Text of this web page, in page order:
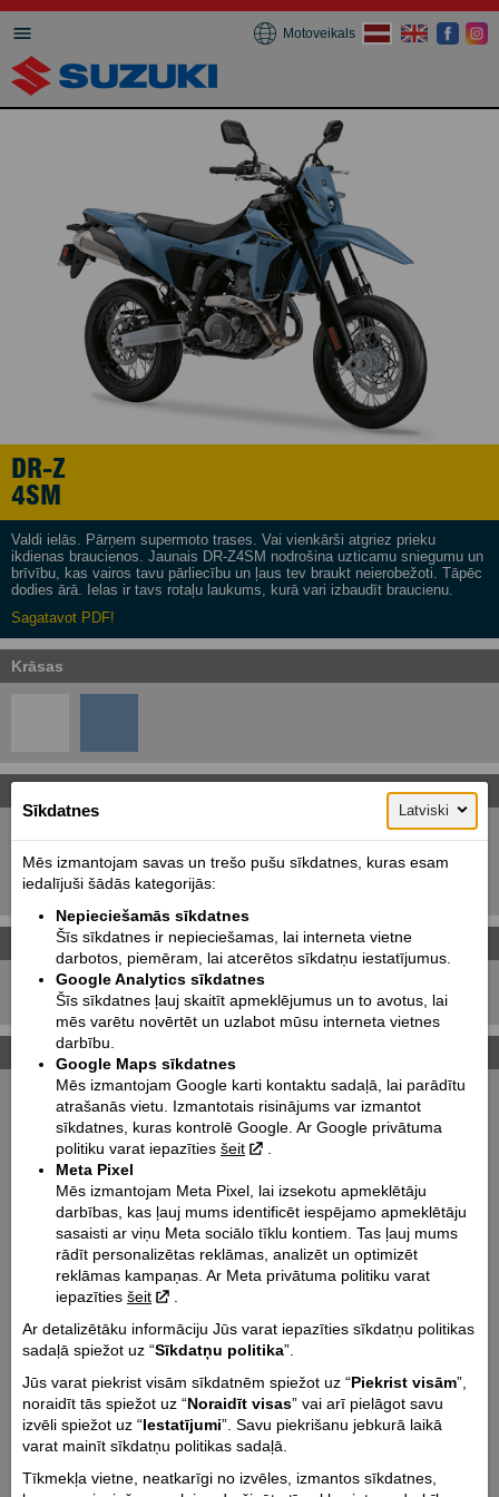
Motoveikals
DR-Z
4SM
Valdi ielās. Pārņem supermoto trases. Vai vienkārši atgriez prieku
ikdienas braucienos. Jaunais DR-Z4SM nodrošina uzticamu sniegumu un
brīvību, kas vairos tavu pārliecību un ļaus tev braukt neierobežoti. Tāpēc
dodies ārā. Ielas ir tavs rotaļu laukums, kurā vari izbaudīt braucienu.
Sagatavot PDF!
Krāsas
Cena un līzinga kalkulators
Cena sākot no: 8800 EUR
Cenas ar PVN!
Tehniskie dati
Izmēri mm (garums / bāze / augstums / platums):
2195 / 1465 / 1190 / 885
Sēdekļa augstums mm / Klīrenss mm:
890 / 260
Svars kg:
Degvielas tvertnes tilp. l:
3.4
80
Dzinēja tilpums cm³:
398
Dzinēja jauda Zs @ apgr. min.:
Sīkdatnes Latviski
Mēs izmantojam savas un trešo pušu sīkdatnes, kuras esam
iedalījuši šādās kategorijās:
Nepieciešamās sīkdatnes
Šīs sīkdatnes ir nepieciešamas, lai interneta vietne
darbotos, piemēram, lai atcerētos sīkdatņu iestatījumus.
Google Analytics sīkdatnes
Šīs sīkdatnes ļauj skaitīt apmeklējumus un to avotus, lai
mēs varētu novērtēt un uzlabot mūsu interneta vietnes
darbību.
Google Maps sīkdatnes
Mēs izmantojam Google karti kontaktu sadaļā, lai parādītu
atrašanās vietu. Izmantotais risinājums var izmantot
sīkdatnes, kuras kontrolē Google. Ar Google privātuma
politiku varat iepazīties šeit
Meta Pixel
Mēs izmantojam Meta Pixel, lai izsekotu apmeklētāju
darbības, kas ļauj mums identificēt iespējamo apmeklētāju
sasaisti ar viņu Meta sociālo tīklu kontiem. Tas ļauj mums
rādīt personalizētas reklāmas, analizēt un optimizēt
reklāmas kampaņas. Ar Meta privātuma politiku varat
iepazīties šeit
Ar detalizētāku informāciju Jūs varat iepazīties sīkdatņu politikas
sadaļā spiežot uz “Sīkdatņu politika”.
Jūs varat piekrist visām sīkdatnēm spiežot uz “Piekrist visām”,
noraidīt tās spiežot uz “Noraidīt visas” vai arī pielāgot savu
izvēli spiežot uz “Iestatījumi”. Savu piekrišanu jebkurā laikā
varat mainīt sīkdatņu politikas sadaļā.
Tīkmekļa vietne, neatkarīgi no izvēles, izmantos sīkdatnes,